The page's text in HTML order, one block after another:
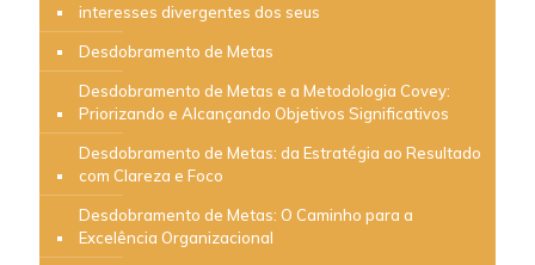
interesses divergentes dos seus
Desdobramento de Metas
Desdobramento de Metas e a Metodologia Covey:
Priorizando e Alcançando Objetivos Significativos
Desdobramento de Metas: da Estratégia ao Resultado
com Clareza e Foco
Desdobramento de Metas: O Caminho para a
Excelência Organizacional